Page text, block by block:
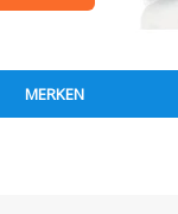
MERKEN